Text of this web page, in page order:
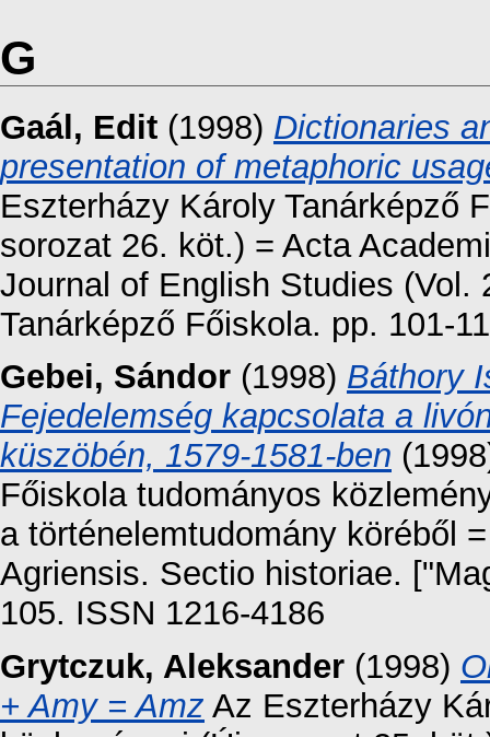
G
Gaál, Edit (1998) Dictionaries
presentation of metaphoric
Eszterházy Károly Tanárképző
sorozat 26. köt.) = Acta
Journal of English Studies (Vol.
Tanárképző Főiskola. pp. 101-
Gebei, Sándor (1998) Báthory
Fejedelemség kapcsolata a
küszöbén, 1579-1581-ben
Főiskola tudományos
a történelemtudomány köréből
Agriensis. Sectio historiae.
105. ISSN 1216-4186
Grytczuk, Aleksander (1998)
+ Amy = Amz Az Eszterházy